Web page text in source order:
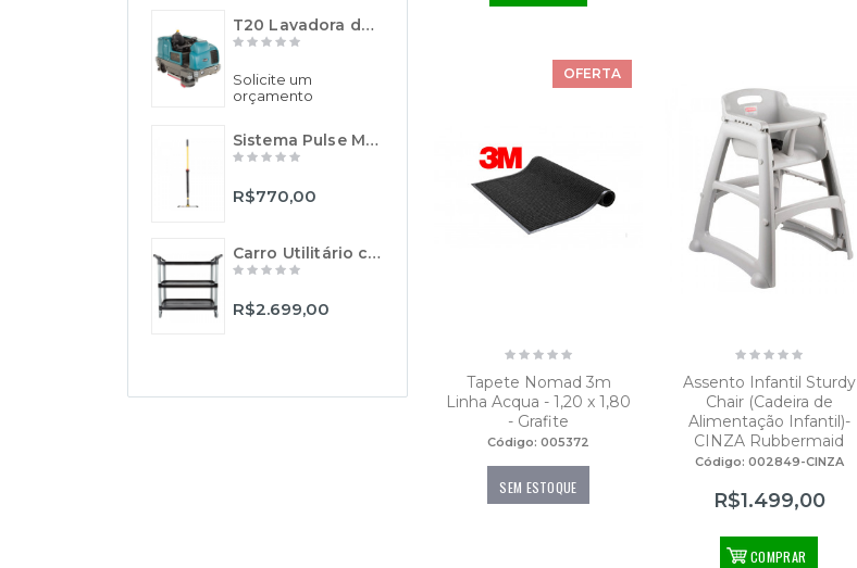
OFERTA
Tapete Nomad 3m
Linha Acqua - 1,20 x 1,80
- Grafite
Código: 005372
SEM ESTOQUE
Assento Infantil Sturdy
Chair (Cadeira de
Alimentação Infantil)-
CINZA Rubbermaid
Código: 002849-CINZA
R$1.499,00
COMPRAR
T20 Lavadora de Piso Industrial de Operação a Bordo - TENNANT
Solicite um
orçamento
Sistema Pulse Mop com Aplicador de Líquidos - Rubbermaid
R$770,00
Carro Utilitário com 3 Prateleiras XTRA - Preto - Rubbermaid
R$2.699,00
R$283,00